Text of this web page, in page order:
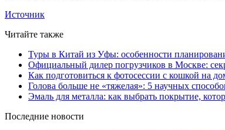
Источник
Читайте также
Туры в Китай из Уфы: особенности
Официальный дилер погрузчиков в Москве:
Как подготовиться к фотосессии с кошкой на
Голова больше не «тяжелая»: 5 научных
Эмаль для металла: как выбрать покрытие,
Последние новости